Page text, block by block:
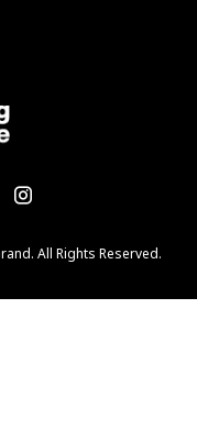
on Twitter
us on
us on
Follow us on
new window
All Rights Reserved.